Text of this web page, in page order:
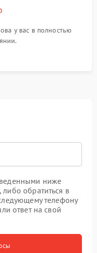
у вас в полностью
ниже
обратиться в
телефону
ответ на свой